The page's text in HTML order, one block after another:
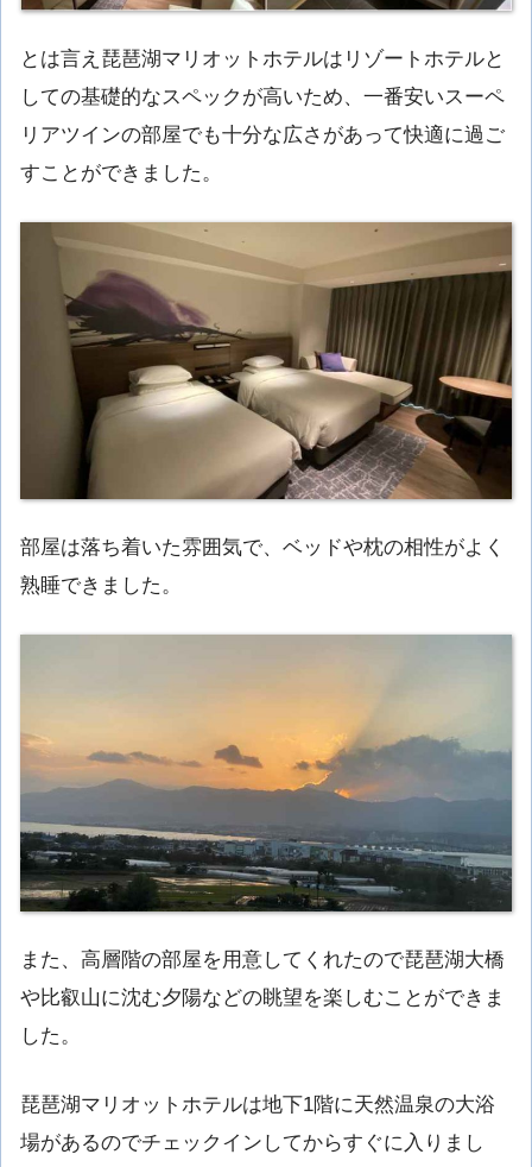
とは言え琵琶湖マリオットホテルはリゾートホテルと
しての基礎的なスペックが高いため、一番安いスーペ
リアツインの部屋でも十分な広さがあって快適に過ご
すことができました。
部屋は落ち着いた雰囲気で、ベッドや枕の相性がよく
熟睡できました。
また、高層階の部屋を用意してくれたので琵琶湖大橋
や比叡山に沈む夕陽などの眺望を楽しむことができま
した。
琵琶湖マリオットホテルは地下1階に天然温泉の大浴
場があるのでチェックインしてからすぐに入りまし